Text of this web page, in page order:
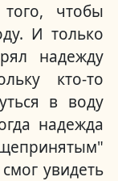
чтобы
И только
надежду
кто-то
в воду
надежда
увидеть